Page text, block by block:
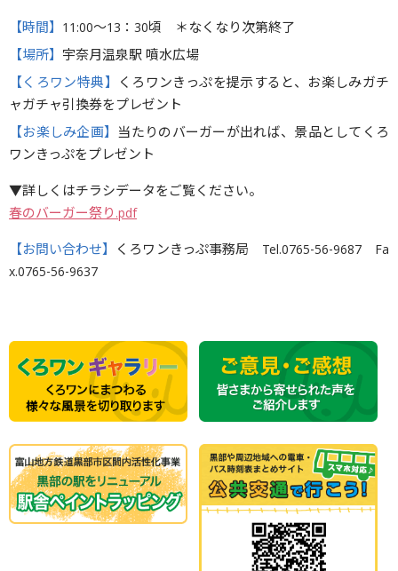
【時間】 11:00〜13：30頃 ＊なくなり次第終了
【場所】 宇奈月温泉駅 噴水広場
【くろワン特典】 くろワンきっぷを提示すると、お楽しみガチ
ャガチャ引換券をプレゼント
【お楽しみ企画】 当たりのバーガーが出れば、景品としてくろ
ワンきっぷをプレゼント
▼詳しくはチラシデータをご覧ください。
春のバーガー祭り.pdf
【お問い合わせ】 くろワンきっぷ事務局 Tel.0765-56-9687 Fa
x.0765-56-9637